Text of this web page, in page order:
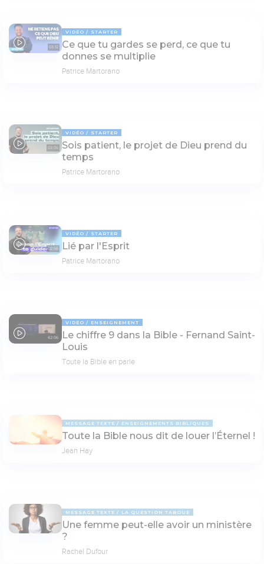
03:12
VIDÉO STARTER
Ce que tu gardes se perd, ce que tu
donnes se multiplie
Patrice Martorano
03:05
VIDÉO STARTER
Sois patient, le projet de Dieu prend du
temps
Patrice Martorano
02:56
VIDÉO STARTER
Lié par l'Esprit
Patrice Martorano
42:06
VIDÉO ENSEIGNEMENT
Le chiffre 9 dans la Bible - Fernand Saint-
Louis
Toute la Bible en parle
MESSAGE TEXTE ENSEIGNEMENTS BIBLIQUES
Toute la Bible nous dit de louer l’Éternel !
Jean Hay
MESSAGE TEXTE LA QUESTION TABOUE
Une femme peut-elle avoir un ministère
?
Rachel Dufour